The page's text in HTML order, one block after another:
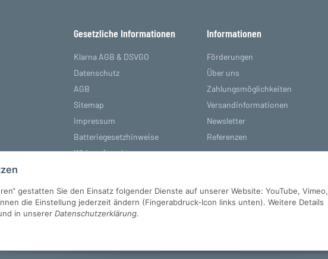
gestatten Sie den Einsatz folgender Dienste auf unserer Website: YouTube, Vimeo,
die Einstellung jederzeit ändern (Fingerabdruck-Icon links unten). Weitere Details
in unserer Datenschutzerklärung.
Gesetzliche Informationen
Klarna AGB & DSVGO
Datenschutz
AGB
Sitemap
Impressum
Batteriegesetzhinweise
Widerrufsrecht
Informationen
Förderungen
Über uns
Zahlungsmöglichkeiten
Versandinformationen
Newsletter
Referenzen